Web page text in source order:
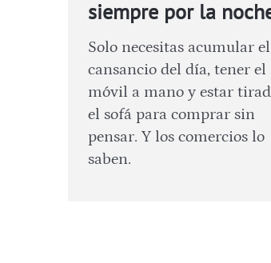
siempre por la
Solo necesitas acumular el
cansancio del día, tener el
móvil a mano y estar
el sofá para comprar sin
pensar. Y los comercios lo
saben.